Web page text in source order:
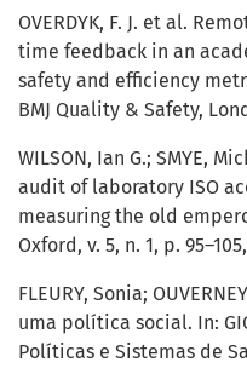
OVERDYK, F. J. et al.
time feedback in an
safety and efficiency
BMJ Quality & Safety,
WILSON, Ian G.; SMYE,
audit of laboratory ISO
measuring the old
Oxford, v. 5, n. 1, p.
FLEURY, Sonia;
uma política social. In:
Políticas e Sistemas de